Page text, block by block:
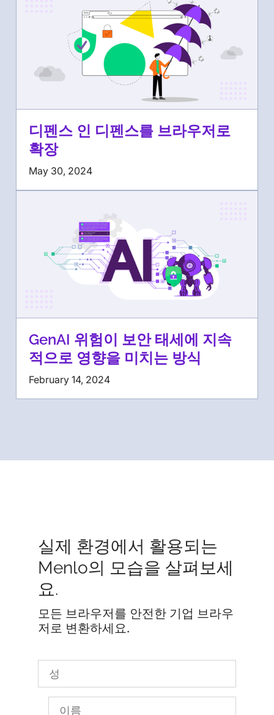
디펜스 인 디펜스를 브라우저로
확장
May 30, 2024
GenAI 위험이 보안 태세에 지속
적으로 영향을 미치는 방식
February 14, 2024
실제 환경에서 활용되는
Menlo의 모습을 살펴보세
요.
모든 브라우저를 안전한 기업 브라우
저로 변환하세요.